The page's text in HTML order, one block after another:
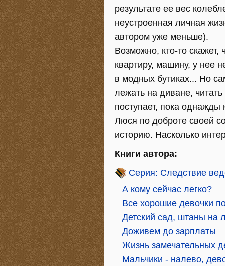
результате ее вес
неустроенная личная
автором уже меньше).
Возможно, кто-то
квартиру, машину, у нее
в модных бутиках... Но
лежать на диване,
поступает, пока
Люся по доброте своей
историю. Насколько
Книги автора:
Серия: Следствие
А кому сейчас легко?
Все хорошие девочки
Детский сад, штаны на
Доживем до зарплаты
Жизнь замечательных
Мальчики - налево,